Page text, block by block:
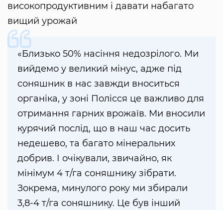
високопродуктивним і давати набагато
вищий урожай
«Близько 50% насіння недозрілого. Ми
вийдемо у великий мінус, адже під
соняшник в нас завжди вноситься
органіка, у зоні Полісся це важливо для
отримання гарних врожаїв. Ми вносили
курячий послід, що в наш час досить
недешево, та багато мінеральних
добрив. І очікували, звичайно, як
мінімум 4 т/га соняшнику зібрати.
Зокрема, минулого року ми збирали
3,8-4 т/га соняшнику. Це був інший